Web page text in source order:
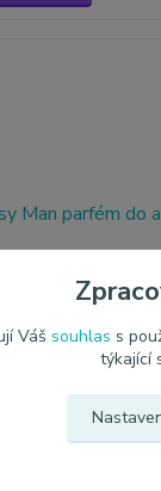
2 hodnocení
Váš souhlas s
týkající